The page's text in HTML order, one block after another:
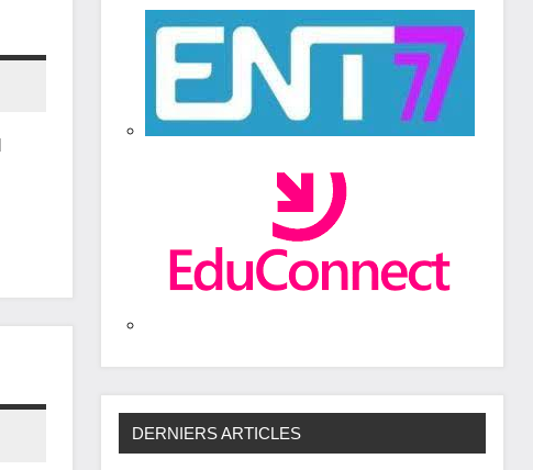
DERNIERS ARTICLES